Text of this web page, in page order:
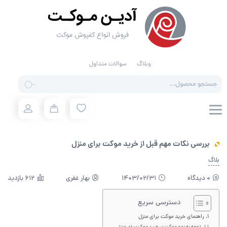
وبلاگ سوالات متداول
search
بررسی نکات مهم قبل از خرید موکت برای منزل
بلاگ
0 دیدگاه 1403/02/31 بهار غفری 612 بازدید
دسترسی سریع
راهنمای خرید موکت برای منزل